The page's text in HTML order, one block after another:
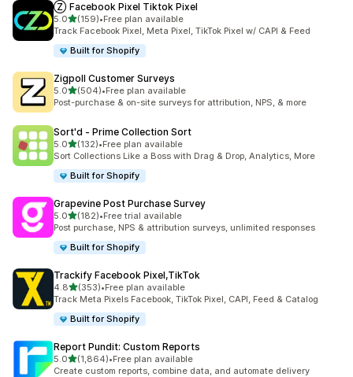
Ⓩ Facebook Pixel Tiktok Pixel
5.0별 5개 중
(159)
총 리뷰 159개
•Free plan available
Track Facebook Pixel, Meta Pixel, TikTok Pixel w/ CAPI & Feed
Built for Shopify
Zigpoll Customer Surveys
5.0별 5개 중
(504)
총 리뷰 504개
•Free plan available
Post-purchase & on-site surveys for attribution, NPS, & more
Sort'd ‑ Prime Collection Sort
5.0별 5개 중
(132)
총 리뷰 132개
•Free plan available
Sort Collections Like a Boss with Drag & Drop, Analytics, More
Built for Shopify
Grapevine Post Purchase Survey
5.0별 5개 중
(182)
총 리뷰 182개
•Free trial available
Post purchase, NPS & attribution surveys, unlimited responses
Built for Shopify
Trackify Facebook Pixel,TikTok
4.8별 5개 중
(353)
총 리뷰 353개
•Free plan available
Track Meta Pixels Facebook, TikTok Pixel, CAPI, Feed & Catalog
Built for Shopify
Report Pundit: Custom Reports
5.0별 5개 중
(1,864)
총 리뷰 1864개
•Free plan available
Create custom reports, combine data, and automate delivery